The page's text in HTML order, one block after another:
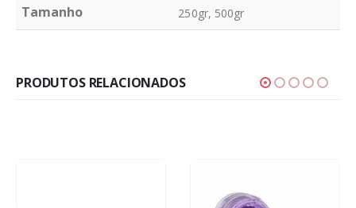
Tamanho 250gr, 500gr
PRODUTOS RELACIONADOS